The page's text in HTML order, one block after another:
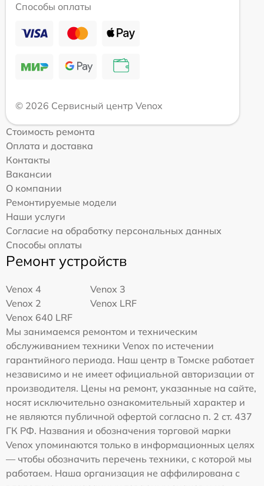
Способы оплаты
© 2026 Сервисный центр Venox
Стоимость ремонта
Оплата и доставка
Контакты
Вакансии
О компании
Ремонтируемые модели
Наши услуги
Согласие на обработку персональных данных
Способы оплаты
Ремонт устройств
Venox 4
Venox 3
Venox 2
Venox LRF
Venox 640 LRF
Мы занимаемся ремонтом и техническим
обслуживанием техники Venox по истечении
гарантийного периода. Наш центр в Томске работает
независимо и не имеет официальной авторизации от
производителя. Цены на ремонт, указанные на сайте,
носят исключительно ознакомительный характер и
не являются публичной офертой согласно п. 2 ст. 437
ГК РФ. Названия и обозначения торговой марки
Venox упоминаются только в информационных целях
— чтобы обозначить перечень техники, с которой мы
работаем. Наша организация не аффилирована с